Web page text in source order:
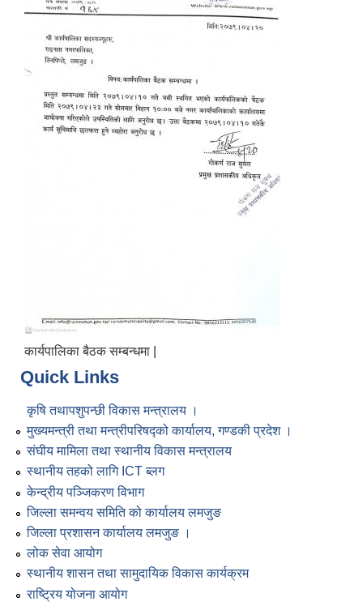
कार्यपालिका बैठक सम्बन्धमा |
Quick Links
कृषि तथापशुपन्छी विकास मन्त्रालय ।
मुख्यमन्त्री तथा मन्त्रीपरिषद्को कार्यालय, गण्डकी प्रदेश ।
संघीय मामिला तथा स्थानीय विकास मन्त्रालय
स्थानीय तहको लागि ICT ब्लग
केन्द्रीय पञ्जिकरण विभाग
जिल्ला समन्वय समिति को कार्यालय लमजुङ
जिल्ला प्रशासन कार्यालय लमजुङ ।
लोक सेवा आयोग
स्थानीय शासन तथा सामुदायिक विकास कार्यक्रम
राष्ट्रिय योजना आयोग